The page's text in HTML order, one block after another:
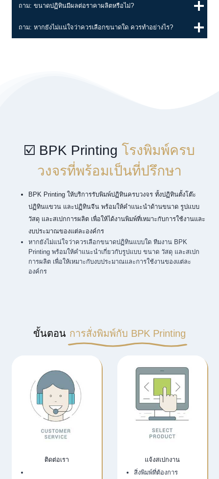
ถาม: ขนาดปฏิทินมีผลต่อราคาผลิตหรือไม่?
ถาม: หากยังไม่แน่ใจว่าควรเลือกขนาดใด ควรทำอย่างไร?
☑️ BPK Printing โรงพิมพ์ครบ
วงจรที่พร้อมเป็นที่ปรึกษา
BPK Printing ให้บริการรับพิมพ์ปฏิทินครบวงจร ทั้งปฏิทินตั้งโต๊ะ
ปฏิทินแขวน และปฏิทินจีน พร้อมให้คำแนะนำด้านขนาด รูปแบบ
วัสดุ และสเปกการผลิต เพื่อให้ได้งานพิมพ์ที่เหมาะกับการใช้งานและ
งบประมาณของแต่ละองค์กร
หากยังไม่แน่ใจว่าควรเลือกขนาดปฏิทินแบบใด ทีมงาน BPK
Printing พร้อมให้คำแนะนำเกี่ยวกับรูปแบบ ขนาด วัสดุ และสเปก
การผลิต เพื่อให้เหมาะกับงบประมาณและการใช้งานของแต่ละ
องค์กร
ขั้นตอน การสั่งพิมพ์กับ BPK Printing
ติดต่อเรา
แจ้งสเปกงาน
สิ่งพิมพ์ที่ต้องการ